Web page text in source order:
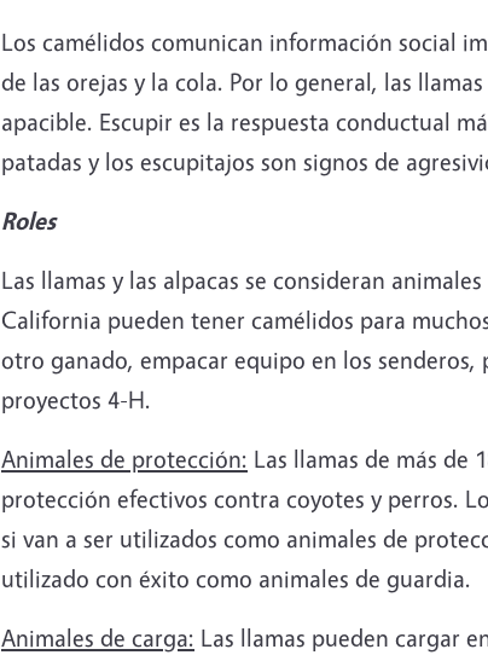
Los camélidos comunican información social
de las orejas y la cola. Por lo general, las
apacible. Escupir es la respuesta conductual
patadas y los escupitajos son signos de
Roles
Las llamas y las alpacas se consideran
California pueden tener camélidos para
otro ganado, empacar equipo en los
proyectos 4-H.
Animales de protección: Las llamas de más de
protección efectivos contra coyotes y perros.
si van a ser utilizados como animales de
utilizado con éxito como animales de guardia.
Animales de carga: Las llamas pueden cargar